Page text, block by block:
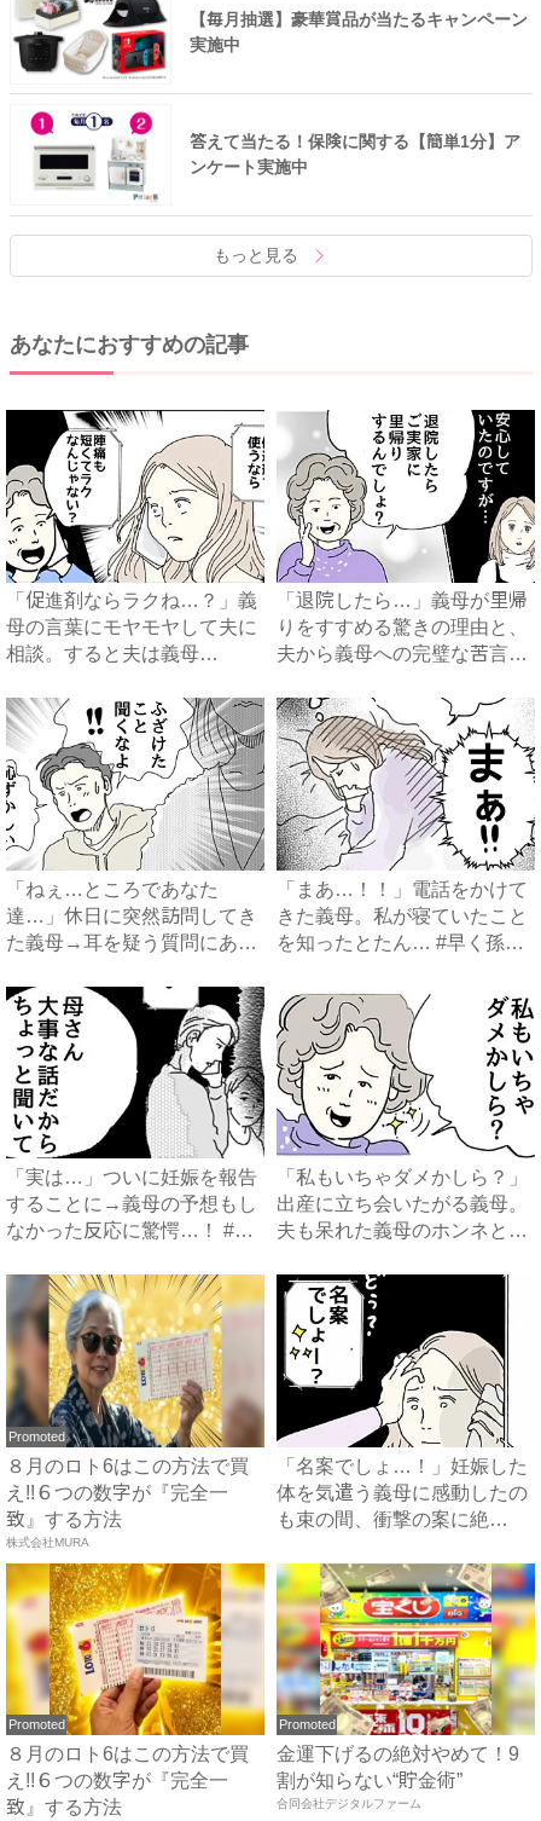
【毎月抽選】豪華賞品が当たるキャンペーン
実施中
答えて当たる！保険に関する【簡単1分】ア
ンケート実施中
もっと見る
あなたにおすすめの記事
「促進剤ならラクね…？」義
母の言葉にモヤモヤして夫に
相談。すると夫は義母
「退院したら…」義母が里帰
りをすすめる驚きの理由と、
夫から義母への完璧な苦言
「ねぇ…ところであなた
達…」休日に突然訪問してき
た義母→耳を疑う質問にあ
「まあ…！！」電話をかけて
きた義母。私が寝ていたこと
を知ったとたん… #早く孫
「実は…」ついに妊娠を報告
することに→義母の予想もし
なかった反応に驚愕…！ #
「私もいちゃダメかしら？」
出産に立ち会いたがる義母。
夫も呆れた義母のホンネと
Promoted
８月のロト6はこの方法で買
え!!６つの数字が『完全一
致』する方法
株式会社MURA
「名案でしょ…！」妊娠した
体を気遣う義母に感動したの
も束の間、衝撃の案に絶
Promoted
８月のロト6はこの方法で買
え!!６つの数字が『完全一
致』する方法
Promoted
金運下げるの絶対やめて！9
割が知らない“貯金術”
合同会社デジタルファーム